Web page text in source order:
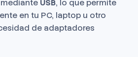
USB, lo que permite
en tu PC, laptop u otro
de adaptadores